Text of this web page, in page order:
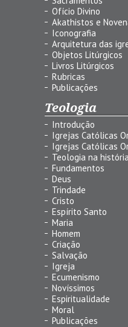
Ofício Divino
Akathistos e
Iconografia
Arquitetura das
Objetos Litúrgicos
Livros Litúrgicos
Rubricas
Publicações
Teologia
Introdução
Igrejas Católicas
Igrejas Católicas
Teologia na história
Fundamentos
Deus
Trindade
Cristo
Espírito Santo
Maria
Homem
Criação
Salvação
Igreja
Ecumenismo
Novíssimos
Espiritualidade
Moral
Publicações